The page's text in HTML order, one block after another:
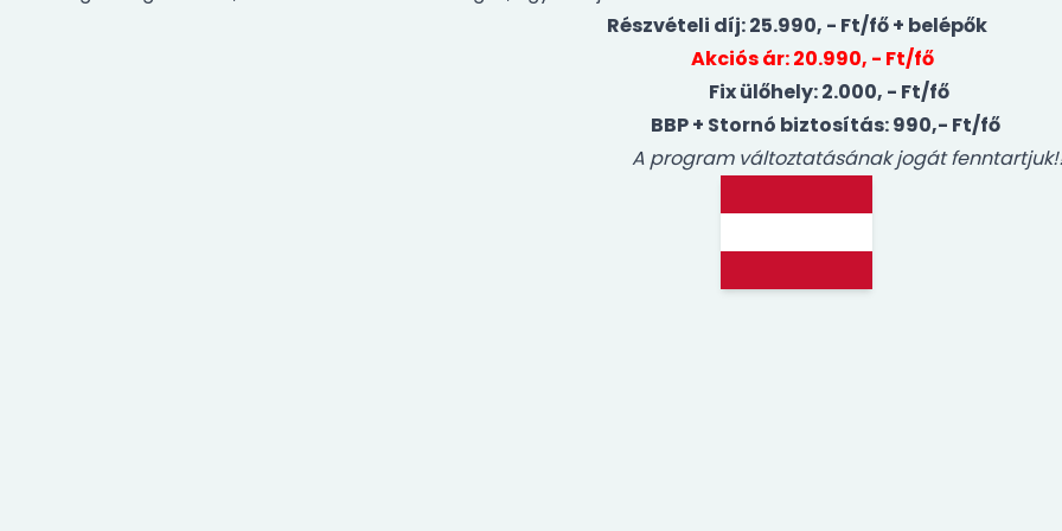
Részvételi díj: 25.990, - Ft/fő + belépők
Akciós ár: 20.990, - Ft/fő
Fix ülőhely: 2.000, - Ft/fő
BBP + Stornó biztosítás: 990,- Ft/fő
A program változtatásának jogát